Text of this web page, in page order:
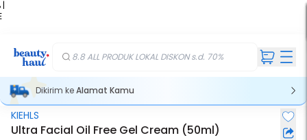
|
8.8 ALL PRODUK LOKAL DISKON s.d. 70%
Dikirim keAlamat Kamu
KIEHLS
Ultra Facial Oil Free Gel Cream (50ml)